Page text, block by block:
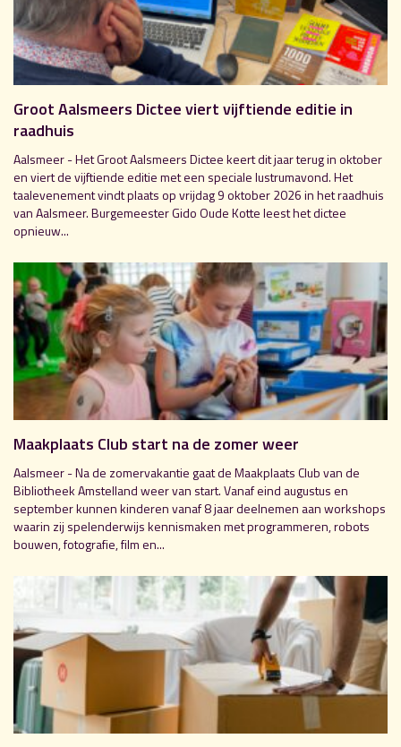
Groot Aalsmeers Dictee viert vijftiende editie in
raadhuis
Aalsmeer - Het Groot Aalsmeers Dictee keert dit jaar terug in oktober
en viert de vijftiende editie met een speciale lustrumavond. Het
taalevenement vindt plaats op vrijdag 9 oktober 2026 in het raadhuis
van Aalsmeer. Burgemeester Gido Oude Kotte leest het dictee
opnieuw...
Maakplaats Club start na de zomer weer
Aalsmeer - Na de zomervakantie gaat de Maakplaats Club van de
Bibliotheek Amstelland weer van start. Vanaf eind augustus en
september kunnen kinderen vanaf 8 jaar deelnemen aan workshops
waarin zij spelenderwijs kennismaken met programmeren, robots
bouwen, fotografie, film en...